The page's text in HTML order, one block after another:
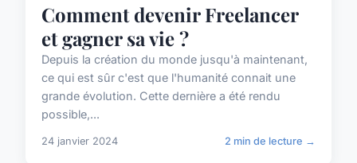
Comment devenir Freelancer
et gagner sa vie ?
Depuis la création du monde jusqu'à maintenant,
ce qui est sûr c'est que l'humanité connait une
grande évolution. Cette dernière a été rendu
possible,...
24 janvier 2024 2 min de lecture →